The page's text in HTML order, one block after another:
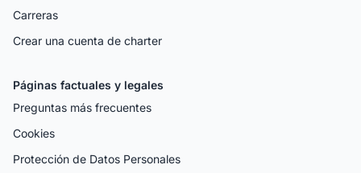
Carreras
Crear una cuenta de charter
Páginas factuales y legales
Preguntas más frecuentes
Cookies
Protección de Datos Personales